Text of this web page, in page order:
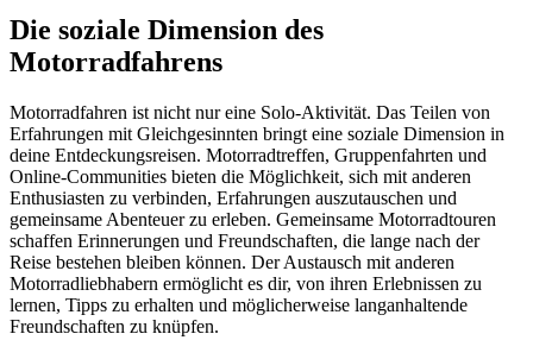
Die soziale Dimension des
Motorradfahrens
Motorradfahren ist nicht nur eine Solo-Aktivität. Das Teilen von
Erfahrungen mit Gleichgesinnten bringt eine soziale Dimension in
deine Entdeckungsreisen. Motorradtreffen, Gruppenfahrten und
Online-Communities bieten die Möglichkeit, sich mit anderen
Enthusiasten zu verbinden, Erfahrungen auszutauschen und
gemeinsame Abenteuer zu erleben. Gemeinsame Motorradtouren
schaffen Erinnerungen und Freundschaften, die lange nach der
Reise bestehen bleiben können. Der Austausch mit anderen
Motorradliebhabern ermöglicht es dir, von ihren Erlebnissen zu
lernen, Tipps zu erhalten und möglicherweise langanhaltende
Freundschaften zu knüpfen.